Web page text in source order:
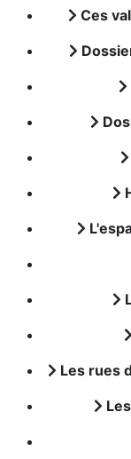
Ces
Les rues